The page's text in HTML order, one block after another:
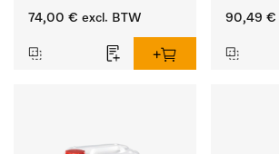
ideaal voor glazen.
74,00 € excl. BTW
gerei.
90,49 €